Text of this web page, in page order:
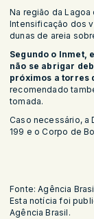
Na região da Lagoa
Intensificação dos
dunas de areia
Segundo o Inmet,
não se abrigar
próximos a torres
recomendado
tomada.
Caso necessário,
199 e o Corpo de
Fonte: Agência
Esta notícia foi
Agência Brasil.